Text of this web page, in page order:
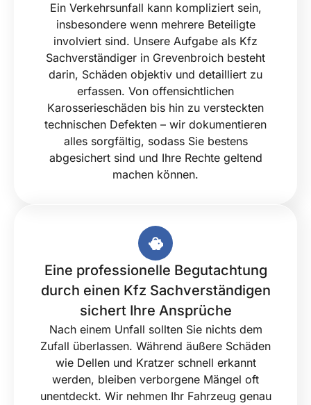
Ein Verkehrsunfall kann kompliziert sein,
insbesondere wenn mehrere Beteiligte
involviert sind. Unsere Aufgabe als Kfz
Sachverständiger in Grevenbroich besteht
darin, Schäden objektiv und detailliert zu
erfassen. Von offensichtlichen
Karosserieschäden bis hin zu versteckten
technischen Defekten – wir dokumentieren
alles sorgfältig, sodass Sie bestens
abgesichert sind und Ihre Rechte geltend
machen können.
Eine professionelle Begutachtung
durch einen Kfz Sachverständigen
sichert Ihre Ansprüche
Nach einem Unfall sollten Sie nichts dem
Zufall überlassen. Während äußere Schäden
wie Dellen und Kratzer schnell erkannt
werden, bleiben verborgene Mängel oft
unentdeckt. Wir nehmen Ihr Fahrzeug genau